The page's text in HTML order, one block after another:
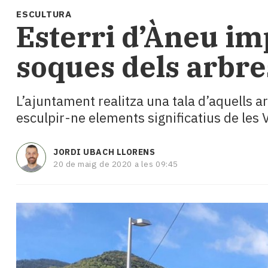
i
Cultura
Esports
Mai
tant!
i
mitjans
temps
Reportatges
Entrevistes
A
escena!
teva!
ESCULTURA
Esterri d’Àneu
soques dels
L’ajuntament realitza una tala d’aquells
esculpir-ne elements significatius de les
JORDI UBACH LLORENS
20 de maig de 2020 a les 09:45